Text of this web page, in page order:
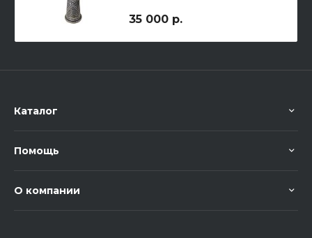
35 000 р.
Каталог
Помощь
О компании